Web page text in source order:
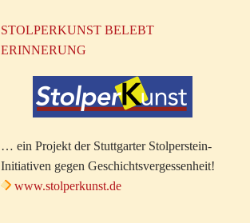
STOLPERKUNST BELEBT
ERINNERUNG
… ein Projekt der Stuttgarter Stolperstein-
Initiativen gegen Geschichtsvergessenheit!
www.stolperkunst.de